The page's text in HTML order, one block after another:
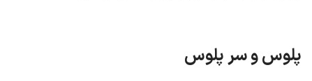
پلوس و سر پلوس